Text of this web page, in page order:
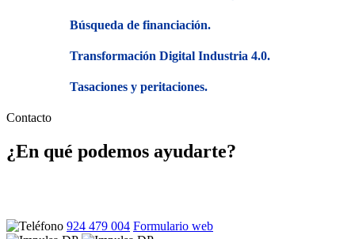
Búsqueda de financiación.
Transformación Digital Industria 4.0.
Tasaciones y peritaciones.
Contacto
¿En qué podemos ayudarte?
924 479 004 Formulario web